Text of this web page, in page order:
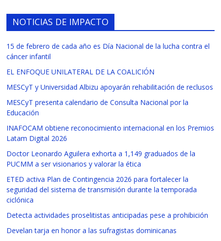
NOTICIAS DE IMPACTO
15 de febrero de cada año es Día Nacional de la lucha contra el
cáncer infantil
EL ENFOQUE UNILATERAL DE LA COALICIÓN
MESCyT y Universidad Albizu apoyarán rehabilitación de reclusos
MESCyT presenta calendario de Consulta Nacional por la
Educación
INAFOCAM obtiene reconocimiento internacional en los Premios
Latam Digital 2026
Doctor Leonardo Aguilera exhorta a 1,149 graduados de la
PUCMM a ser visionarios y valorar la ética
ETED activa Plan de Contingencia 2026 para fortalecer la
seguridad del sistema de transmisión durante la temporada
ciclónica
Detecta actividades proselitistas anticipadas pese a prohibición
Develan tarja en honor a las sufragistas dominicanas